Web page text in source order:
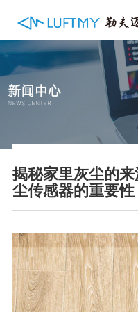
揭秘家里灰尘的
尘传感器的重要性